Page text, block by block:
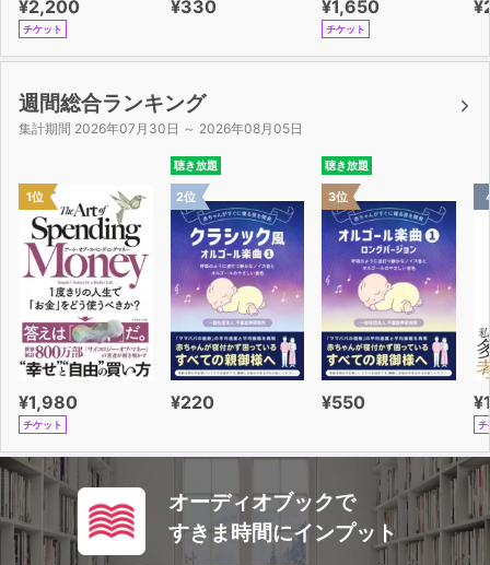
¥2,200
チケット
¥330 ¥1,650
チケット
週間総合ランキング
集計期間 2026年07月30日 ～ 2026年08月05日
1位
¥1,980
チケット
聴き放題
2位
¥220
聴き放題
3位
¥550
チ
オーディオブックで
すきま時間にインプット